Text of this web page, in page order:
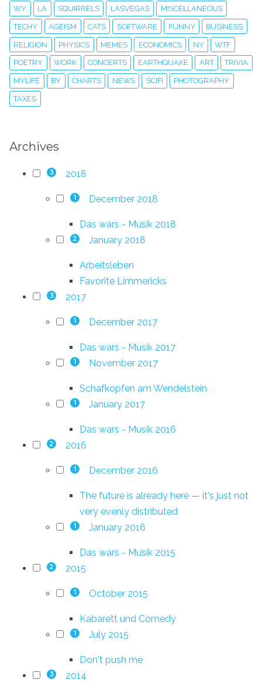
WY LA SQUIRRELS LASVEGAS MISCELLANEOUS
TECHY AGEISM CATS SOFTWARE FUNNY BUSINESS
RELIGION PHYSICS MEMES ECONOMICS NY WTF
POETRY WORK CONCERTS EARTHQUAKE ART TRIVIA
MYLIFE BY CHARTS NEWS SCIFI PHOTOGRAPHY
TAXES
Archives
3 2018
1 December 2018
Das wars - Musik 2018
2 January 2018
Arbeitsleben
Favorite Limmericks
3 2017
1 December 2017
Das wars - Musik 2017
1 November 2017
Schafkopfen am Wendelstein
1 January 2017
Das wars - Musik 2016
2 2016
1 December 2016
The future is already here — it's just not
very evenly distributed
1 January 2016
Das wars - Musik 2015
2 2015
1 October 2015
Kabarett und Comedy
1 July 2015
Don't push me
3 2014